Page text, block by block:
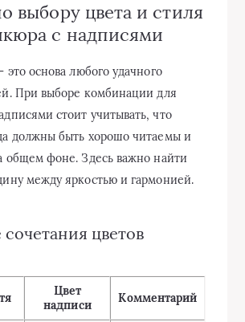
выбору цвета и стиля
с надписями
это основа любого удачного
При выборе комбинации для
стоит учитывать, что
должны быть хорошо читаемы и
общем фоне. Здесь важно найти
между яркостью и гармонией.
цветов
Цвет
надписи
Комментарий